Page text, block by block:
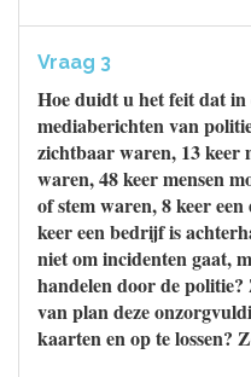
Vraag 3
Hoe duidt u het feit dat in
mediaberichten van
zichtbaar waren, 13 keer
waren, 48 keer mensen
of stem waren, 8 keer
keer een bedrijf is
niet om incidenten gaat,
handelen door de
van plan deze
kaarten en op te lossen?